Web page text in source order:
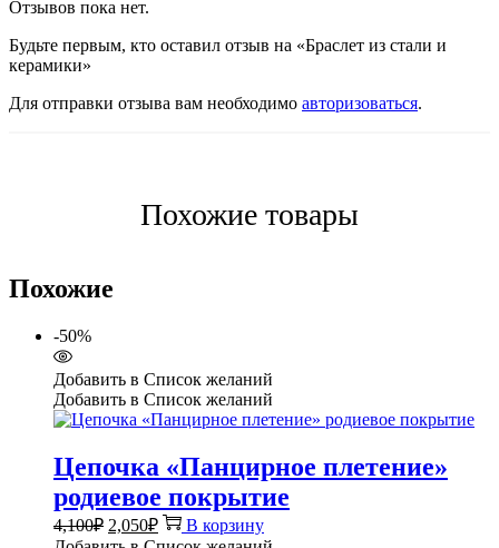
Отзывов пока нет.
Будьте первым, кто оставил отзыв на «Браслет из стали и
керамики»
Для отправки отзыва вам необходимо авторизоваться.
Похожие товары
Похожие
-50%
Добавить в Список желаний
Добавить в Список желаний
Цепочка «Панцирное плетение»
родиевое покрытие
4,100₽ Первоначальная
цена
2,050₽Текущая
цена:
В корзину